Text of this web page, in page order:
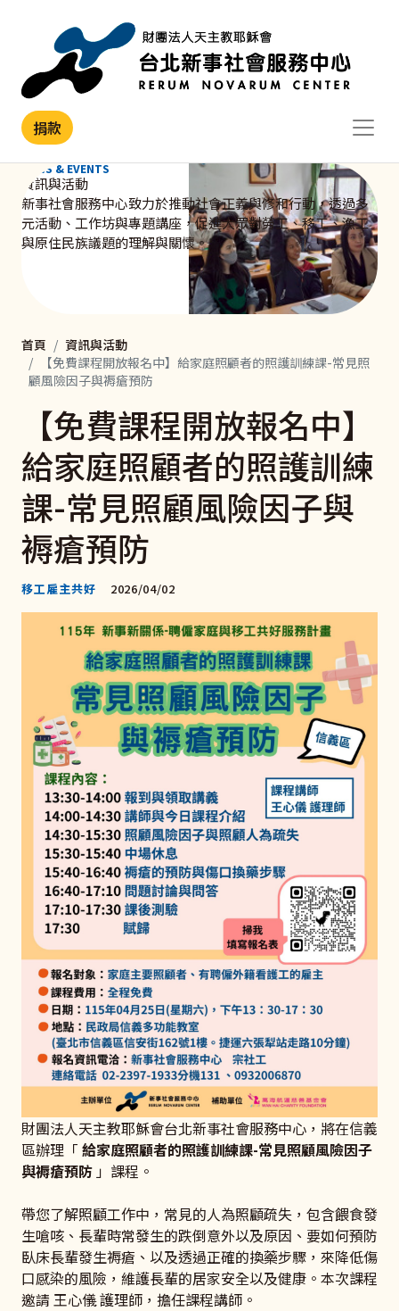
捐款
NEWS & EVENTS
資訊與活動
新事社會服務中心致力於推動社會正義與修和行動，透過多
元活動、工作坊與專題講座，促進大眾對勞工、移工、漁工
與原住民族議題的理解與關懷。
首頁
資訊與活動
【免費課程開放報名中】給家庭照顧者的照護訓練課-常見照
顧風險因子與褥瘡預防
【免費課程開放報名中】
給家庭照顧者的照護訓練
課-常見照顧風險因子與
褥瘡預防
移工雇主共好 2026/04/02
財團法人天主教耶穌會台北新事社會服務中心，將在信義
區辦理「 給家庭照顧者的照護訓練課-常見照顧風險因子
與褥瘡預防 」課程。
帶您了解照顧工作中，常見的人為照顧疏失，包含餵食發
生嗆咳、長輩時常發生的跌倒意外以及原因、要如何預防
臥床長輩發生褥瘡、以及透過正確的換藥步驟，來降低傷
口感染的風險，維護長輩的居家安全以及健康。本次課程
邀請 王心儀 護理師，擔任課程講師。